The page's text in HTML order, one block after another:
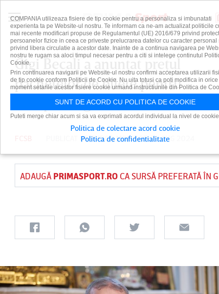
Gigi Becali a anunţat preţul
pachetelor de bilete pentru
Europa League | EXCLUSIV
PUBLICAT DETUDOR MOISAPE 30 AUG 2024
ADAUGĂ PRIMASPORT.ROCA SURSĂ PREFERATĂ ÎN
COMPANIA utilizeaza fisiere de tip cookie pentru a personaliza si imbunatati
experienta ta pe Website-ul nostru. Te informam ca ne-am actualizat politicile
mai recente modificari propuse de Regulamentul (UE) 2016/679 privind
persoanelor fizice in ceea ce priveste prelucrarea datelor cu caracter personal
privind libera circulatie a acestor date. Inainte de a continua navigarea pe
nostru te rugam sa aloci timpul necesar pentru a citi si intelege continutul
Cookie.
Prin continuarea navigarii pe Website-ul nostru confirmi acceptarea utilizarii
de tip cookie conform Politicii de Cookie. Nu uita totusi ca poti modifica in orice
moment setarile acestor fisiere cookie urmand instructiunile din Politica de
SUNT DE ACORD CU POLITICA DE COOKIE
Puteti merge chiar acum si sa va exprimati acordul individual la nivel de
Politica de colectare acord cookie
Politica de confidentialitate